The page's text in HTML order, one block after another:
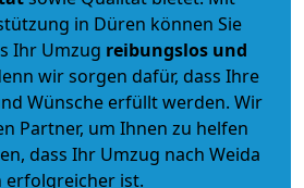
in Düren können Sie
Ihr Umzug reibungslos und
wir sorgen dafür, dass Ihre
Wünsche erfüllt werden. Wir
Partner, um Ihnen zu helfen
dass Ihr Umzug nach Weida
erfolgreicher ist.